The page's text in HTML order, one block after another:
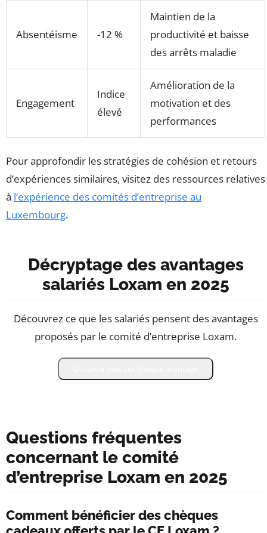
Absentéisme -12 %
Maintien de la
productivité et baisse
des arrêts maladie
Engagement
Indice
élevé
Amélioration de la
motivation et des
performances
Pour approfondir les stratégies de cohésion et retours
d’expériences similaires, visitez des ressources relatives
à l’expérience des comités d’entreprise au
Luxembourg.
Décryptage des avantages
salariés Loxam en 2025
Découvrez ce que les salariés pensent des avantages
proposés par le comité d’entreprise Loxam.
Questions fréquentes
concernant le comité
d’entreprise Loxam en 2025
Comment bénéficier des chèques